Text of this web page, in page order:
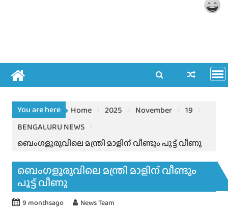
You are here Home 2025 November
19
BENGALURU NEWS
ബെംഗളൂരുവിലെ മന്ത്രി മാളിന് വീണ്ടും പൂട്ട് വീണു
ബെംഗളൂരുവിലെ മന്ത്രി മാളിന് വീണ്ടും
പൂട്ട് വീണു
9 monthsago
News Team